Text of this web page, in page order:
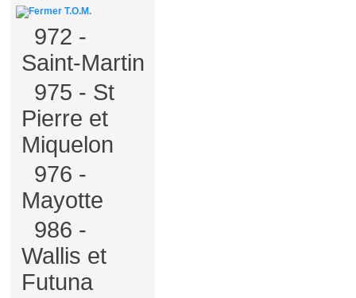
T.O.M.
972 -
Saint-Martin
975 - St
Pierre et
Miquelon
976 -
Mayotte
986 -
Wallis et
Futuna